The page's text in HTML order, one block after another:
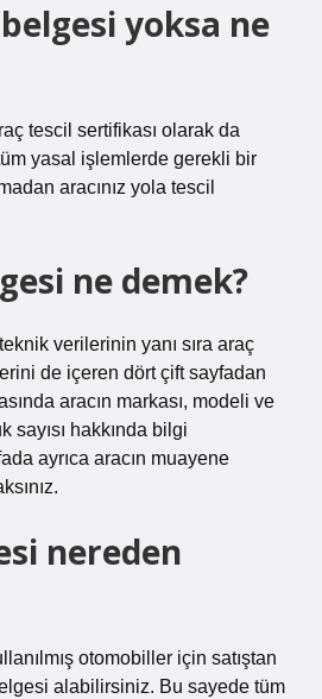
yoksa ne
tescil sertifikası olarak da
yasal işlemlerde gerekli bir
aracınız yola tescil
ne demek?
verilerinin yanı sıra araç
de içeren dört çift sayfadan
aracın markası, modeli ve
sayısı hakkında bilgi
ayrıca aracın muayene
nereden
otomobiller için satıştan
alabilirsiniz. Bu sayede tüm